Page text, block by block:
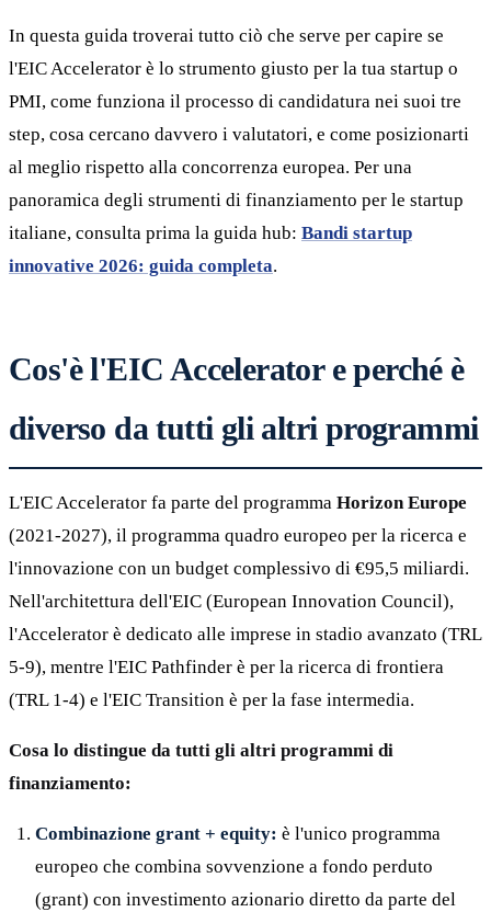
In questa guida troverai tutto ciò che serve per capire se
l'EIC Accelerator è lo strumento giusto per la tua startup o
PMI, come funziona il processo di candidatura nei suoi tre
step, cosa cercano davvero i valutatori, e come posizionarti
al meglio rispetto alla concorrenza europea. Per una
panoramica degli strumenti di finanziamento per le startup
italiane, consulta prima la guida hub: Bandi startup
innovative 2026: guida completa.
Cos'è l'EIC Accelerator e perché è
diverso da tutti gli altri programmi
L'EIC Accelerator fa parte del programma Horizon Europe
(2021-2027), il programma quadro europeo per la ricerca e
l'innovazione con un budget complessivo di €95,5 miliardi.
Nell'architettura dell'EIC (European Innovation Council),
l'Accelerator è dedicato alle imprese in stadio avanzato (TRL
5-9), mentre l'EIC Pathfinder è per la ricerca di frontiera
(TRL 1-4) e l'EIC Transition è per la fase intermedia.
Cosa lo distingue da tutti gli altri programmi di
finanziamento:
Combinazione grant + equity: è l'unico programma
europeo che combina sovvenzione a fondo perduto
(grant) con investimento azionario diretto da parte del